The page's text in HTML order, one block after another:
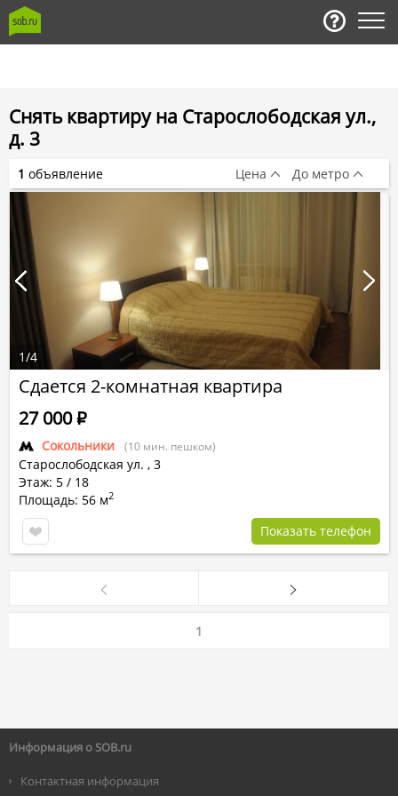
Снять квартиру на Старослободская ул.,
д. 3
Сдается 2-комнатная квартира
Сокольники (10 мин. пешком)
Старослободская ул. , 3
Этаж: 5 / 18
Площадь: 56 м2
27 000Р
Показать телефон
1/4
1 объявление Цена До метро
1
Информация о SOB.ru
Контактная информация